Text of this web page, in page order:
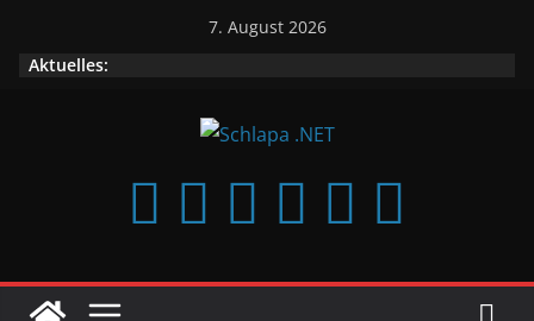
7. August 2026
Aktuelles: